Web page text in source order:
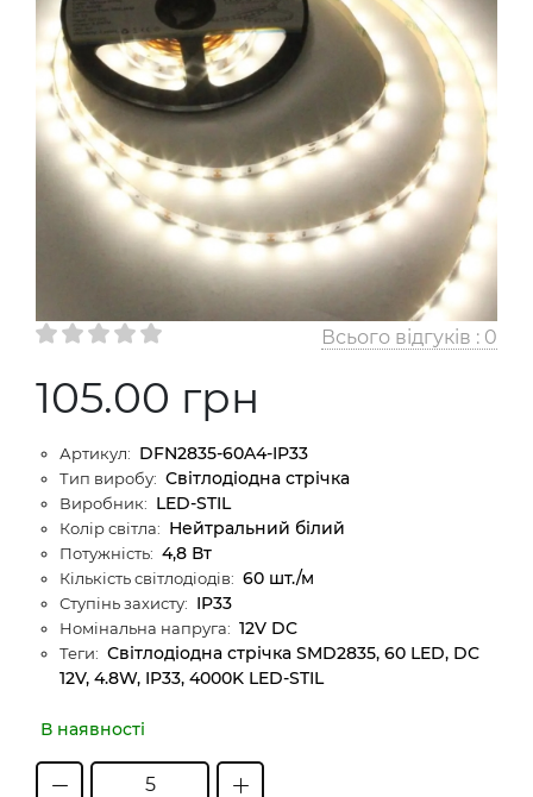
Всього відгуків : 0
105.00 грн
Артикул: DFN2835-60A4-IP33
Тип виробу: Світлодіодна стрічка
Виробник: LED-STIL
Колір світла: Нейтральний білий
Потужність: 4,8 Вт
Кількість світлодіодів: 60 шт./м
Ступінь захисту: IP33
Номінальна напруга: 12V DC
Теги: Світлодіодна стрічка SMD2835, 60 LED, DC
12V, 4.8W, IP33, 4000K LED-STIL
В наявності